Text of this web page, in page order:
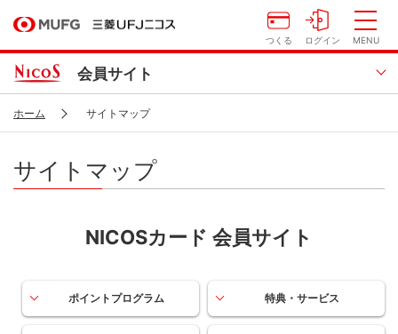
つくる ログイン MENU
会員サイト
ホーム サイトマップ
サイトマップ
NICOSカード 会員サイト
ポイントプログラム 特典・サービス